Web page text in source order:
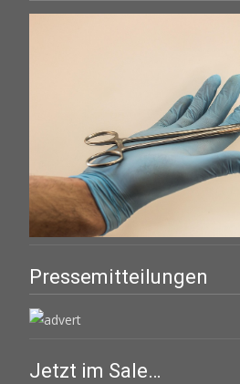
Pressemitteilungen
Jetzt im Sale…